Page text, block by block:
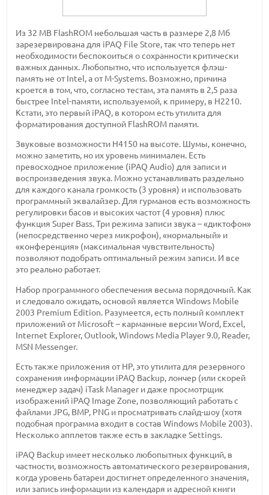
Из 32 MB FlashROM небольшая часть в размере 2,8 Мб
зарезервирована для iPAQ File Store, так что теперь нет
необходимости беспокоиться о сохранности критически
важных данных. Любопытно, что используется флэш-
память не от Intel, а от M-Systems. Возможно, причина
кроется в том, что, согласно тестам, эта память в 2,5 раза
быстрее Intel-памяти, используемой, к примеру, в H2210.
Кстати, это первый iPAQ, в котором есть утилита для
форматирования доступной FlashROM памяти.
Звуковые возможности H4150 на высоте. Шумы, конечно,
можно заметить, но их уровень минимален. Есть
превосходное приложение (iPAQ Audio) для записи и
воспроизведения звука. Можно устанавливать раздельно
для каждого канала громкость (3 уровня) и использовать
программный эквалайзер. Для гурманов есть возможность
регулировки басов и высоких частот (4 уровня) плюс
функция Super Bass. Три режима записи звука – «диктофон»
(непосредственно через микрофон), «нормальный» и
«конференция» (максимальная чувствительность)
позволяют подобрать оптимальный режим записи. И все
это реально работает.
Набор программного обеспечения весьма порядочный. Как
и следовало ожидать, основой является Windows Mobile
2003 Premium Edition. Разумеется, есть полный комплект
приложений от Microsoft – карманные версии Word, Excel,
Internet Explorer, Outlook, Windows Media Player 9.0, Reader,
MSN Messenger.
Есть также приложения от HP, это утилита для резервного
сохранения информации iPAQ Backup, лончер (или скорей
менеджер задач) iTask Manager и даже просмотрщик
изображений iPAQ Image Zone, позволяющий работать с
файлами JPG, BMP, PNG и просматривать слайд-шоу (хотя
подобная программа входит в состав Windows Mobile 2003).
Несколько апплетов также есть в закладке Settings.
iPAQ Backup имеет несколько любопытных функций, в
частности, возможность автоматического резервирования,
когда уровень батареи достигнет определенного значения,
или запись информации из календаря и адресной книги